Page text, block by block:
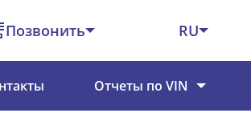
Позвонить RU
Отчеты по VIN